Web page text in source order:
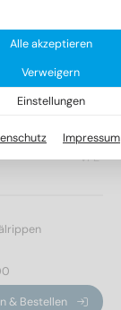
8 Artikel gefunden
VPE
& Bestellen
Alle akzeptieren
Verweigern
Einstellungen
Impressum